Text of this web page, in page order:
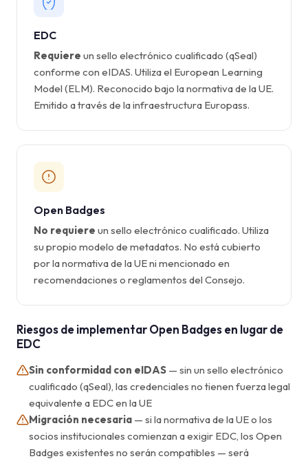
EDC
Requiere un sello electrónico cualificado (qSeal)
conforme con eIDAS. Utiliza el European Learning
Model (ELM). Reconocido bajo la normativa de la UE.
Emitido a través de la infraestructura Europass.
Open Badges
No requiere un sello electrónico cualificado. Utiliza
su propio modelo de metadatos. No está cubierto
por la normativa de la UE ni mencionado en
recomendaciones o reglamentos del Consejo.
Riesgos de implementar Open Badges en lugar de
EDC
Sin conformidad con eIDAS — sin un sello electrónico
cualificado (qSeal), las credenciales no tienen fuerza legal
equivalente a EDC en la UE
Migración necesaria — si la normativa de la UE o los
socios institucionales comienzan a exigir EDC, los Open
Badges existentes no serán compatibles — será